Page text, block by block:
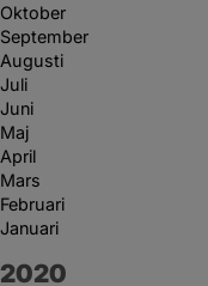
Oktober
September
Augusti
Juli
Juni
Maj
April
Mars
Februari
Januari
År:
2020